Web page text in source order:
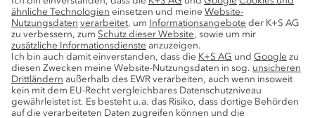
Nachhaltigkeit
Service
Pressekontakte